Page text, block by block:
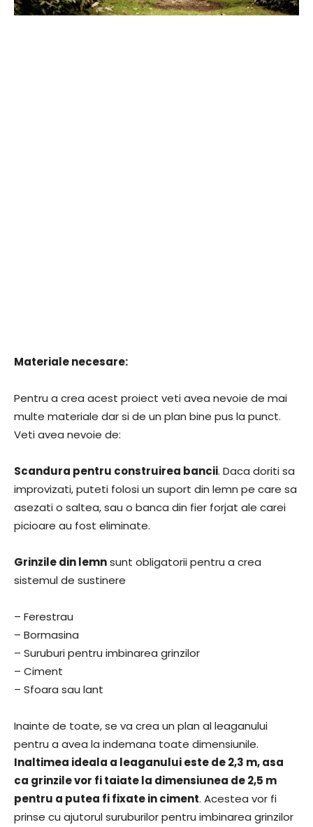
Materiale necesare:
Pentru a crea acest proiect veti avea nevoie de mai
multe materiale dar si de un plan bine pus la punct.
Veti avea nevoie de:
Scandura pentru construirea bancii. Daca doriti sa
improvizati, puteti folosi un suport din lemn pe care sa
asezati o saltea, sau o banca din fier forjat ale carei
picioare au fost eliminate.
Grinzile din lemnsunt obligatorii pentru a crea
sistemul de sustinere
– Ferestrau
– Bormasina
– Suruburi pentru imbinarea grinzilor
– Ciment
– Sfoara sau lant
Inainte de toate, se va crea un plan al leaganului
pentru a avea la indemana toate dimensiunile.
Inaltimea ideala a leaganului este de 2,3 m, asa
ca grinzile vor fi taiate la dimensiunea de 2,5 m
pentru a putea fi fixate in ciment. Acestea vor fi
prinse cu ajutorul suruburilor pentru imbinarea grinzilor